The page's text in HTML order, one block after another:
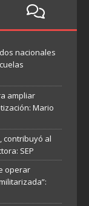
nacionales
ampliar
Mario
contribuyó al
SEP
operar